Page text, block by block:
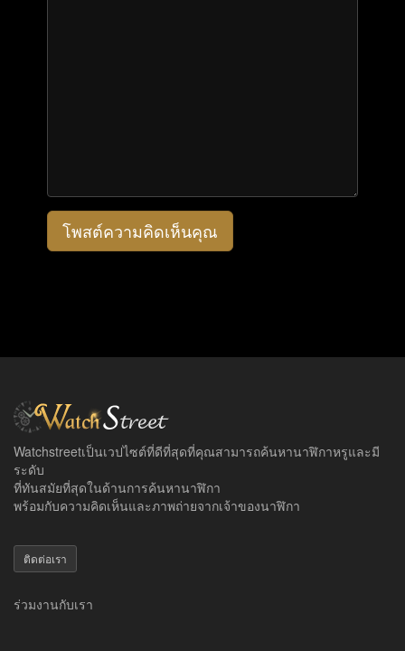
โพสต์ความคิดเห็นคุณ
Watchstreetเป็นเวปไซต์ที่ดีที่สุดที่คุณสามารถค้นหานาฬิกาหรูและมี
ระดับ
ที่ทันสมัยที่สุดในด้านการค้นหานาฬิกา
พร้อมกับความคิดเห็นและภาพถ่ายจากเจ้าของนาฬิกา
ติดต่อเรา
ร่วมงานกับเรา